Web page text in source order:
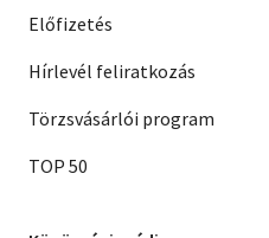
Előfizetés
Hírlevél feliratkozás
Törzsvásárlói program
TOP 50